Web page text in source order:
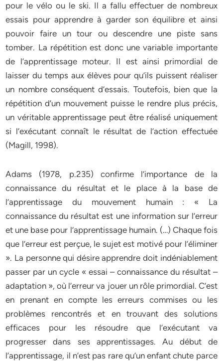
pour le vélo ou le ski. Il a fallu effectuer de nombreux
essais pour apprendre à garder son équilibre et ainsi
pouvoir faire un tour ou descendre une piste sans
tomber. La répétition est donc une variable importante
de l’apprentissage moteur. Il est ainsi primordial de
laisser du temps aux élèves pour qu’ils puissent réaliser
un nombre conséquent d’essais. Toutefois, bien que la
répétition d’un mouvement puisse le rendre plus précis,
un véritable apprentissage peut être réalisé uniquement
si l’exécutant connaît le résultat de l’action effectuée
(Magill, 1998).
Adams (1978, p.235) confirme l’importance de la
connaissance du résultat et le place à la base de
l’apprentissage du mouvement humain : « La
connaissance du résultat est une information sur l’erreur
et une base pour l’apprentissage humain. (…) Chaque fois
que l’erreur est perçue, le sujet est motivé pour l’éliminer
». La personne qui désire apprendre doit indéniablement
passer par un cycle « essai – connaissance du résultat –
adaptation », où l’erreur va jouer un rôle primordial. C’est
en prenant en compte les erreurs commises ou les
problèmes rencontrés et en trouvant des solutions
efficaces pour les résoudre que l’exécutant va
progresser dans ses apprentissages. Au début de
l’apprentissage, il n’est pas rare qu’un enfant chute parce